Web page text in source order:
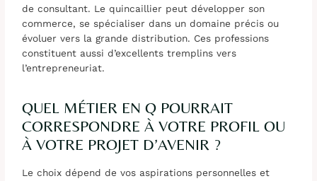
de consultant. Le quincaillier peut développer son
commerce, se spécialiser dans un domaine précis ou
évoluer vers la grande distribution. Ces professions
constituent aussi d’excellents tremplins vers
l’entrepreneuriat.
QUEL MÉTIER EN Q POURRAIT
CORRESPONDRE À VOTRE PROFIL OU
À VOTRE PROJET D’AVENIR ?
Le choix dépend de vos aspirations personnelles et